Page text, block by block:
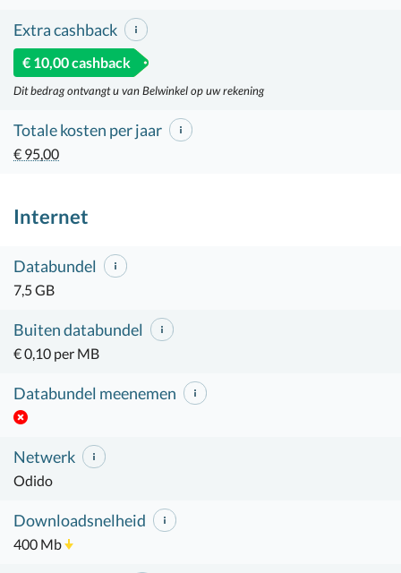
Extra cashback
€ 10,00 cashback
Dit bedrag ontvangt u van Belwinkel op uw rekening
Totale kosten per jaar
€ 95,00
Internet
Databundel
7,5 GB
Buiten databundel
€ 0,10 per MB
Databundel meenemen
Netwerk
Odido
Downloadsnelheid
400 Mb